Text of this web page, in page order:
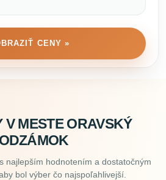
CENY »
V MESTE ORAVSKÝ
najlepším hodnotením a dostatočným
bol výber čo najspoľahlivejší.